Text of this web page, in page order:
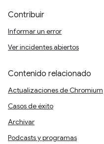
Contribuir
Informar un error
Ver incidentes abiertos
Contenido relacionado
Actualizaciones de Chromium
Casos de éxito
Archivar
Podcasts y programas